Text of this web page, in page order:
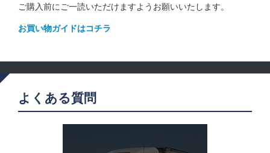
ご購入前にご一読いただけますようお願いいたします。
お買い物ガイドはコチラ
よくある質問